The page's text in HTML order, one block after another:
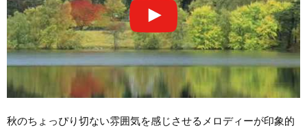
秋のちょっぴり切ない雰囲気を感じさせるメロディーが印象的